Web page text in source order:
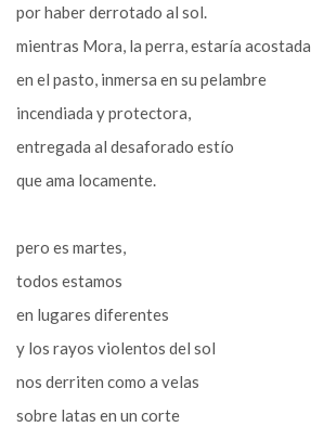
por haber derrotado al sol.
mientras Mora, la perra, estaría acostada
en el pasto, inmersa en su pelambre
incendiada y protectora,
entregada al desaforado estío
que ama locamente.
pero es martes,
todos estamos
en lugares diferentes
y los rayos violentos del sol
nos derriten como a velas
sobre latas en un corte